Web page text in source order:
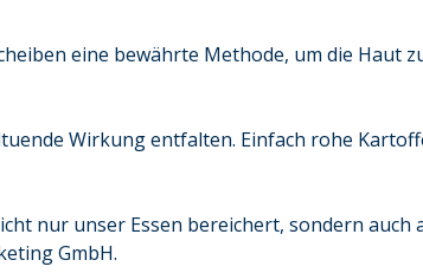
eine bewährte Methode, um die Haut
Wirkung entfalten. Einfach rohe
nur unser Essen bereichert, sondern
GmbH.